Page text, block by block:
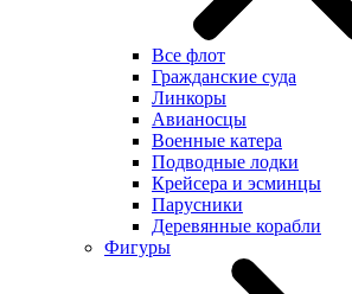
Все флот
Гражданские суда
Линкоры
Авианосцы
Военные катера
Подводные лодки
Крейсера и эсминцы
Парусники
Деревянные корабли
Фигуры